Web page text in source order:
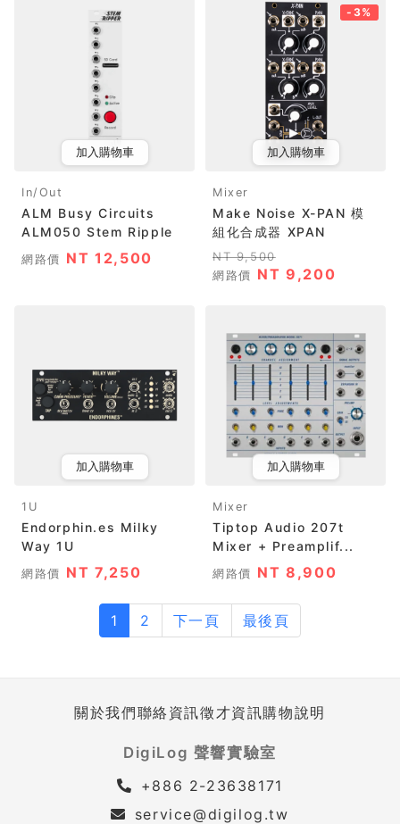
加入購物車
In/Out
ALM Busy Circuits
ALM050 Stem Ripple
網路價 NT 12,500
-3%
加入購物車
Mixer
Make Noise X-PAN 模
組化合成器 XPAN
NT 9,500
網路價 NT 9,200
加入購物車
1U
Endorphin.es Milky
Way 1U
網路價 NT 7,250
加入購物車
Mixer
Tiptop Audio 207t
Mixer + Preamplif...
網路價 NT 8,900
1 2 下一頁 最後頁
關於我們聯絡資訊徵才資訊購物說明
DigiLog 聲響實驗室
+886 2-23638171
service@digilog.tw